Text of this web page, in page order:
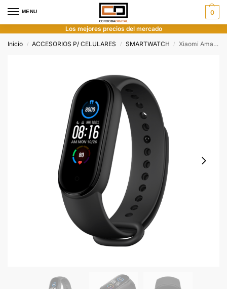
MENU 0
Los mejores precios del mercado
Inicio
/ ACCESORIOS P/ CELULARES / SMARTWATCH / Xiaomi Amazfit Mi Band 5 Negro